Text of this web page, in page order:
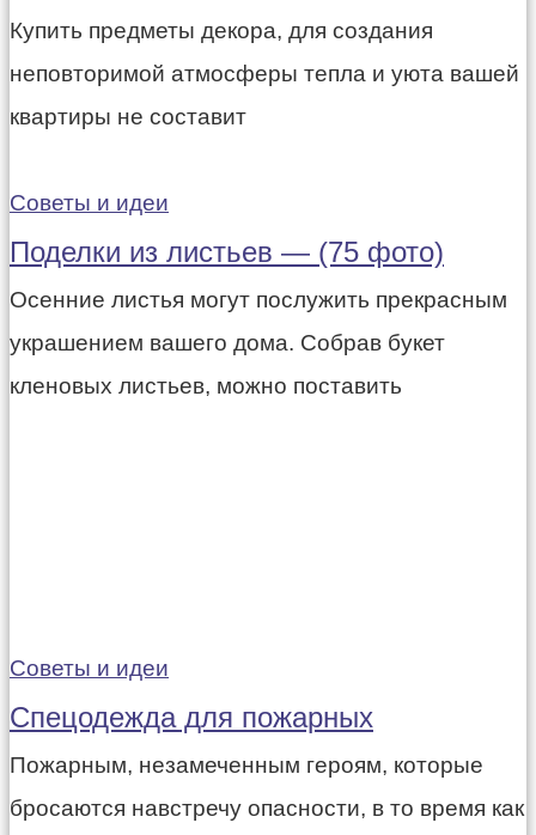
Купить предметы декора, для создания
неповторимой атмосферы тепла и уюта вашей
квартиры не составит
Советы и идеи
Поделки из листьев — (75 фото)
Осенние листья могут послужить прекрасным
украшением вашего дома. Собрав букет
кленовых листьев, можно поставить
Советы и идеи
Спецодежда для пожарных
Пожарным, незамеченным героям, которые
бросаются навстречу опасности, в то время как